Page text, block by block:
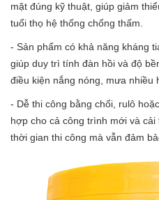
mặt đúng kỹ thuật, giúp giảm
tuổi thọ hệ thống chống thấm.
- Sản phẩm có khả năng kháng
giúp duy trì tính đàn hồi và độ
điều kiện nắng nóng, mưa nhiều
- Dễ thi công bằng chổi, rulô
hợp cho cả công trình mới và
thời gian thi công mà vẫn đảm